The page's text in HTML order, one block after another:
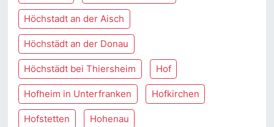
Höchstadt an der Aisch
Höchstädt an der Donau
Höchstädt bei Thiersheim Hof
Hofheim in Unterfranken Hofkirchen
Hofstetten Hohenau